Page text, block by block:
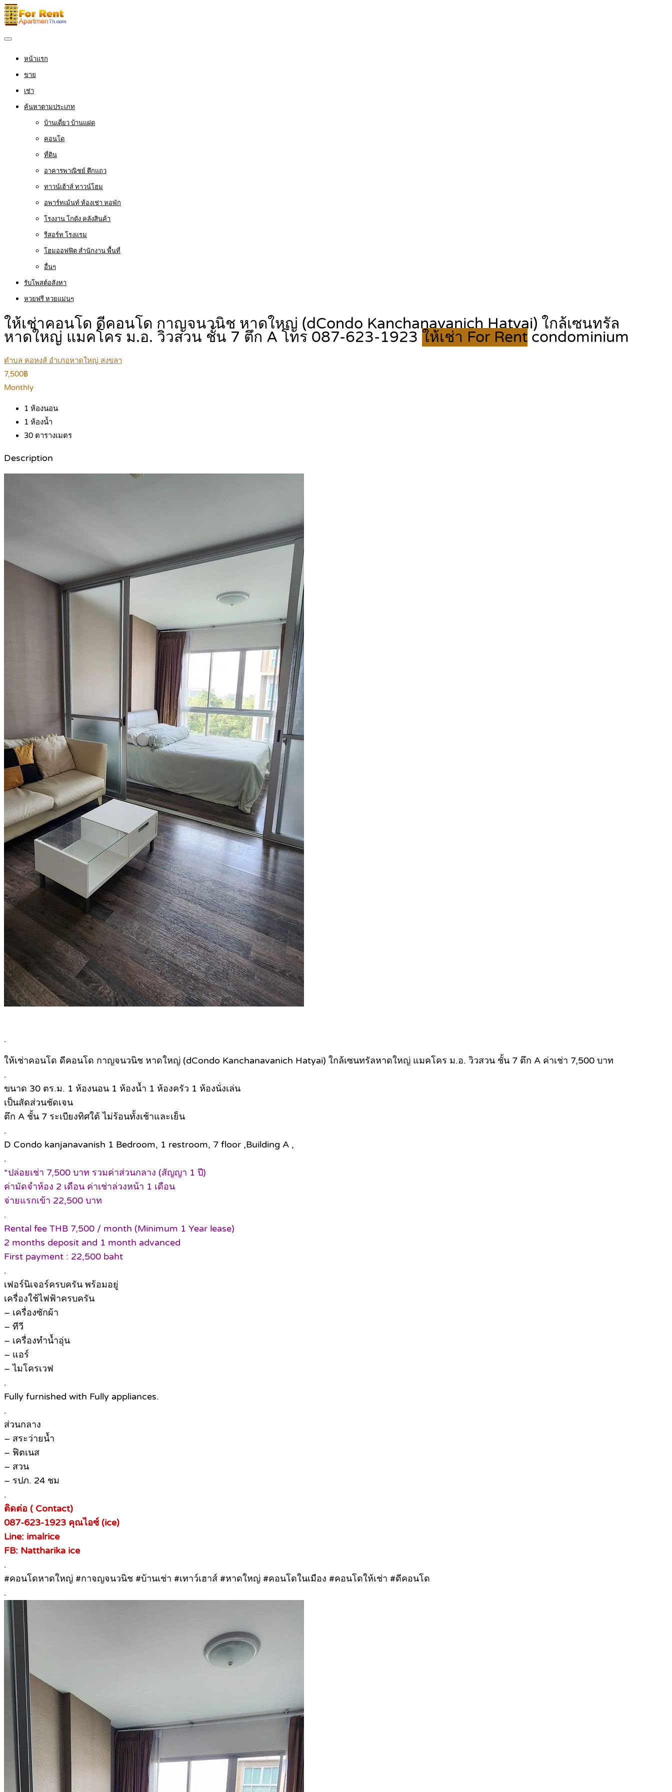
หน้าแรก
ขาย
เช่า
ค้นหาตามประเภท
บ้านเดี่ยว บ้านแฝด
คอนโด
ที่ดิน
อาคารพาณิชย์ ตึกแถว
ทาวน์เฮ้าส์ ทาวน์โฮม
อพาร์ทเม้นท์ ห้องเช่า หอพัก
โรงงาน โกดัง คลังสินค้า
รีสอร์ท โรงแรม
โฮมออฟฟิต สำนักงาน พื้นที่
อื่นๆ
รับโพสต์อสังหา
หวยฟรี หวยแม่นๆ
ให้เช่าคอนโด ดีคอนโด กาญจนวนิช หาดใหญ่ (dCondo Kanchanavanich Hatyai) ใกล้เซนทรัล
หาดใหญ่ แมคโคร ม.อ. วิวสวน ชั้น 7 ตึก A โทร 087-623-1923 ให้เช่า For Rent condominium
ตำบล คอหงส์ อำเภอหาดใหญ่ สงขลา
7,500฿
Monthly
1 ห้องนอน
1 ห้องน้ำ
30 ตารางเมตร
Description
.
ให้เช่าคอนโด ดีคอนโด กาญจนวนิช หาดใหญ่ (dCondo Kanchanavanich Hatyai) ใกล้เซนทรัลหาดใหญ่ แมคโคร ม.อ. วิวสวน ชั้น 7 ตึก A ค่าเช่า 7,500 บาท
.
ขนาด 30 ตร.ม. 1 ห้องนอน 1 ห้องน้ำ 1 ห้องครัว 1 ห้องนั่งเล่น
เป็นสัดส่วนชัดเจน
ตึก A ชั้น 7 ระเบียงทิศใต้ ไม่ร้อนทั้งเช้าและเย็น
.
D Condo kanjanavanish 1 Bedroom, 1 restroom, 7 floor ,Building A ,
.
*ปล่อยเช่า 7,500 บาท รวมค่าส่วนกลาง (สัญญา 1 ปี)
ค่ามัดจำห้อง 2 เดือน ค่าเช่าล่วงหน้า 1 เดือน
จ่ายแรกเข้า 22,500 บาท
.
Rental fee THB 7,500 / month (Minimum 1 Year lease)
2 months deposit and 1 month advanced
First payment : 22,500 baht
.
เฟอร์นิเจอร์ครบครัน พร้อมอยู่
เครื่องใช้ไฟฟ้าครบครัน
– เครื่องซักผ้า
– ทีวี
– เครื่องทำน้ำอุ่น
– แอร์
– ไมโครเวฟ
.
Fully furnished with Fully appliances.
.
ส่วนกลาง
– สระว่ายน้ำ
– ฟิตเนส
– สวน
– รปภ. 24 ชม
.
ติดต่อ ( Contact)
087-623-1923 คุณไอซ์ (ice)
Line: imalrice
FB: Nattharika ice
.
#คอนโดหาดใหญ่ #กาจญจนวนิช #บ้านเช่า #เทาว์เฮาส์ #หาดใหญ่ #คอนโดในเมือง #คอนโดให้เช่า #ดีคอนโด
.